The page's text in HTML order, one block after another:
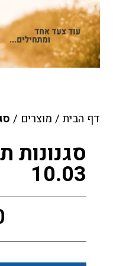
דף הבית / מוצרים /
סגנונות
10.03